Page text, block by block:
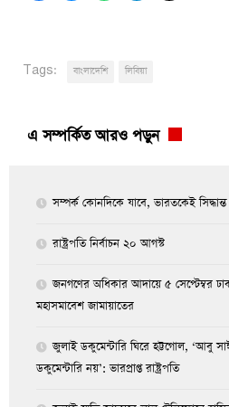
Tags: বাংলাদেশি লিবিয়া
এ সম্পর্কিত আরও পড়ুন
সম্পর্ক কোনদিকে যাবে, ভারতকেই
রাষ্ট্রপতি নির্বাচন ২০ আগস্ট
জনগণের অধিকার আদায়ে ৫ সেপ্টেম্বর
মহাসমাবেশ জামায়াতের
জুলাই ডকুমেন্টারি ঘিরে হট্টগোল, ‘আবু
ডকুমেন্টারি নয়’: ভারপ্রাপ্ত রাষ্ট্রপতি